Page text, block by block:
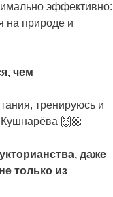
эффективно:
на природе и
чем
тренируюсь и
🙌🏼
даже
только из